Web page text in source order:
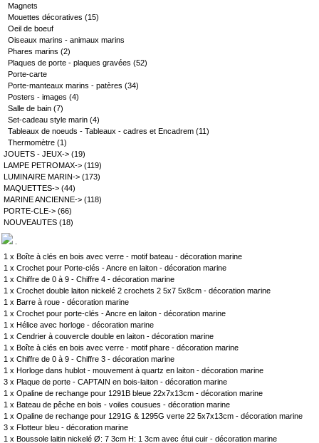
Magnets
Mouettes décoratives (15)
Oeil de boeuf
Oiseaux marins - animaux marins
Phares marins (2)
Plaques de porte - plaques gravées (52)
Porte-carte
Porte-manteaux marins - patères (34)
Posters - images (4)
Salle de bain (7)
Set-cadeau style marin (4)
Tableaux de noeuds - Tableaux - cadres et Encadrem (11)
Thermomètre (1)
JOUETS - JEUX-> (19)
LAMPE PETROMAX-> (119)
LUMINAIRE MARIN-> (173)
MAQUETTES-> (44)
MARINE ANCIENNE-> (118)
PORTE-CLE-> (66)
NOUVEAUTES (18)
1 x Boîte à clés en bois avec verre - motif bateau - décoration marine
1 x Crochet pour Porte-clés - Ancre en laiton - décoration marine
1 x Chiffre de 0 à 9 - Chiffre 4 - décoration marine
1 x Crochet double laiton nickelé 2 crochets 2 5x7 5x8cm - décoration marine
1 x Barre à roue - décoration marine
1 x Crochet pour porte-clés - Ancre en laiton - décoration marine
1 x Hélice avec horloge - décoration marine
1 x Cendrier à couvercle double en laiton - décoration marine
1 x Boîte à clés en bois avec verre - motif phare - décoration marine
1 x Chiffre de 0 à 9 - Chiffre 3 - décoration marine
1 x Horloge dans hublot - mouvement à quartz en laiton - décoration marine
3 x Plaque de porte - CAPTAIN en bois-laiton - décoration marine
1 x Opaline de rechange pour 1291B bleue 22x7x13cm - décoration marine
1 x Bateau de pêche en bois - voiles cousues - décoration marine
1 x Opaline de rechange pour 1291G & 1295G verte 22 5x7x13cm - décoration marine
3 x Flotteur bleu - décoration marine
1 x Boussole laitin nickelé Ø: 7 3cm H: 1 3cm avec étui cuir - décoration marine